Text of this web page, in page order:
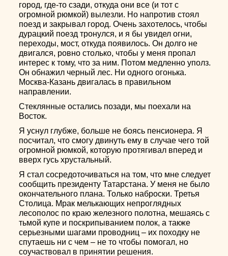
город, где-то сзади, откуда они все (и тот с
огромной рюмкой) вылезли. Но напротив стоял
поезд и закрывал город. Очень захотелось, чтобы
дурацкий поезд тронулся, и я бы увидел огни,
переходы, мост, откуда появилось. Он долго не
двигался, ровно столько, чтобы у меня пропал
интерес к тому, что за ним. Потом медленно уполз.
Он обнажил черный лес. Ни одного огонька.
Москва-Казань двигалась в правильном
направлении.
Стеклянные остались позади, мы поехали на
Восток.
Я уснул глубже, больше не боясь пенсионера. Я
посчитал, что смогу двинуть ему в случае чего той
огромной рюмкой, которую протягивал вперед и
вверх гусь хрустальный.
Я стал сосредоточиваться на том, что мне следует
сообщить президенту Татарстана. У меня не было
окончательного плана. Только наброски. Третья
Столица. Мрак мелькающих непроглядных
лесополос по краю железного полотна, мешаясь с
тьмой купе и поскрипыванием полок, а также
серьезными шагами проводниц – их походку не
спутаешь ни с чем – не то чтобы помогал, но
соучаствовал в принятии решения.